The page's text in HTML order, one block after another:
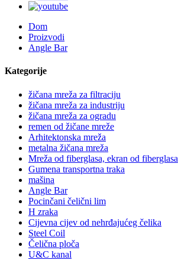
Dom
Proizvodi
Angle Bar
Kategorije
žičana mreža za filtraciju
žičana mreža za industriju
žičana mreža za ogradu
remen od žičane mreže
Arhitektonska mreža
metalna žičana mreža
Mreža od fiberglasa, ekran od fiberglasa
Gumena transportna traka
mašina
Angle Bar
Pocinčani čelični lim
H zraka
Cijevna cijev od nehrđajućeg čelika
Steel Coil
Čelična ploča
U&C kanal